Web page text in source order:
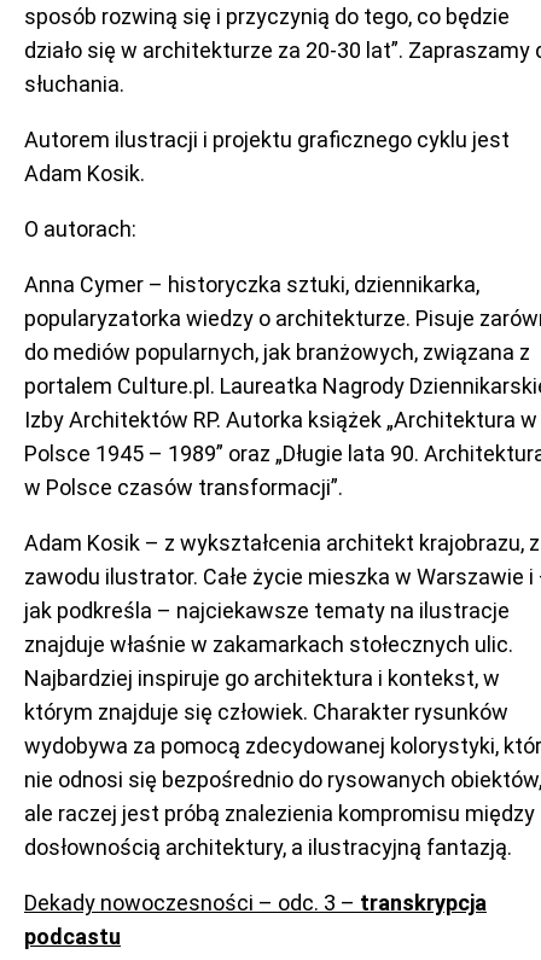
sposób rozwiną się i przyczynią do tego, co będzie
działo się w architekturze za 20-30 lat”. Zapraszamy
słuchania.
Autorem ilustracji i projektu graficznego cyklu jest
Adam Kosik.
O autorach:
Anna Cymer – historyczka sztuki, dziennikarka,
popularyzatorka wiedzy o architekturze. Pisuje
do mediów popularnych, jak branżowych, związana z
portalem Culture.pl. Laureatka Nagrody
Izby Architektów RP. Autorka książek „Architektura w
Polsce 1945 – 1989” oraz „Długie lata 90.
w Polsce czasów transformacji”.
Adam Kosik – z wykształcenia architekt krajobrazu, z
zawodu ilustrator. Całe życie mieszka w Warszawie i
jak podkreśla – najciekawsze tematy na ilustracje
znajduje właśnie w zakamarkach stołecznych ulic.
Najbardziej inspiruje go architektura i kontekst, w
którym znajduje się człowiek. Charakter rysunków
wydobywa za pomocą zdecydowanej kolorystyki,
nie odnosi się bezpośrednio do rysowanych obiektów,
ale raczej jest próbą znalezienia kompromisu między
dosłownością architektury, a ilustracyjną fantazją.
Dekady nowoczesności – odc. 3 – transkrypcja
podcastu